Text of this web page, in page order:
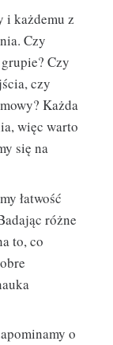
i każdemu z
Czy
Czy
czy
Każda
więc warto
się na
łatwość
różne
to, co
o